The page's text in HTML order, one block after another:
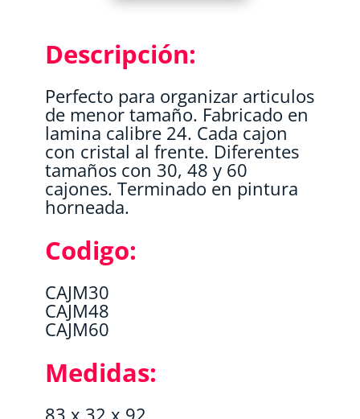
Descripción:
Perfecto para organizar articulos
de menor tamaño. Fabricado en
lamina calibre 24. Cada cajon
con cristal al frente. Diferentes
tamaños con 30, 48 y 60
cajones. Terminado en pintura
horneada.
Codigo:
CAJM30
CAJM48
CAJM60
Medidas: